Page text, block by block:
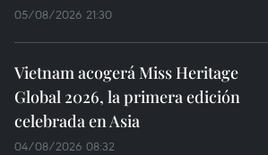
05/08/2026 21:30
Vietnam acogerá Miss Heritage
Global 2026, la primera edición
celebrada en Asia
04/08/2026 08:32